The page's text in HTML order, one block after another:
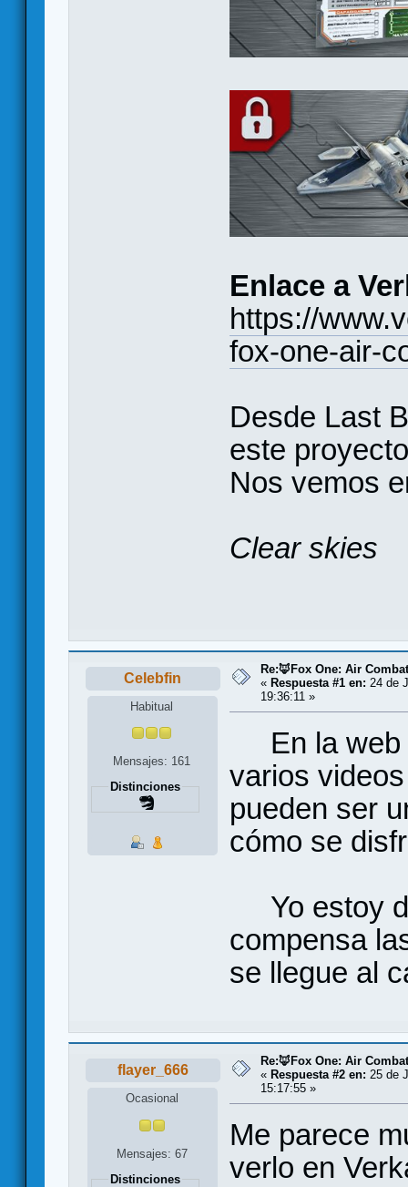
Enlace a
https://
fox-one-air-
Desde Last
este
Nos vemos
Clear skies
Celebfin
Habitual
Mensajes: 161
Distinciones
Re:🦊Fox One: Air
« Respuesta #1 en: 24 de
19:36:11 »
En la web
varios
pueden ser
cómo se
Yo estoy
compensa
se llegue al
flayer_666
Ocasional
Mensajes: 67
Distinciones
Re:🦊Fox One: Air
« Respuesta #2 en: 25 de
15:17:55 »
Me parece
verlo en